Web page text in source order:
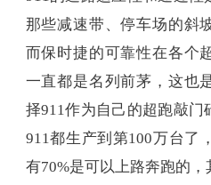
那些减速带、停车场的斜
而保时捷的可靠性在各个
一直都是名列前茅，这也
择911作为自己的超跑敲门
911都生产到第100万台了
有70%是可以上路奔跑的，